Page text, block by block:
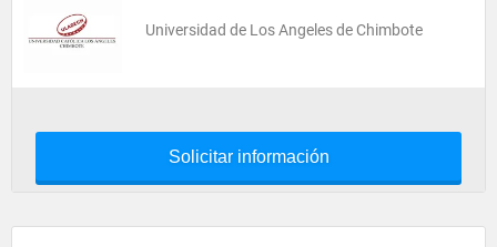
Universidad de Los Angeles de Chimbote
Solicitar información